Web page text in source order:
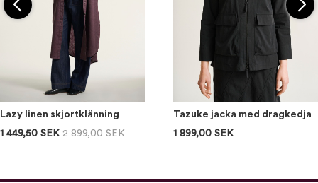
Lazy linen skjortklänning
1 449,50 SEK 2 899,00 SEK
Tazuke jacka med dragkedja
1 899,00 SEK